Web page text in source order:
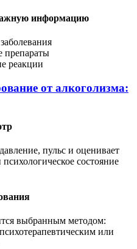
информацию
реакции
от алкоголизма:
пульс и оценивает
состояние
выбранным методом:
или